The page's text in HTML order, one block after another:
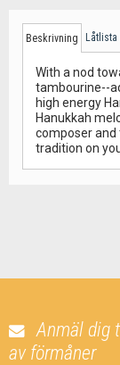
Beskrivning Låtlista
With a nod
tambourine--
high energy
Hanukkah
composer and
tradition on
Anmäl dig
av förmåner